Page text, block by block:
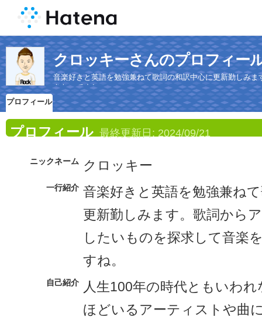
クロッキーさんのプロフィー
音楽好きと英語を勉強兼ねて歌詞の和訳中心に更新勤しみ
きたいですね。
プロフィール
プロフィール 最終更新日: 2024/09/21
ニックネーム クロッキー
一行紹介 音楽好きと英語を勉強兼ね
更新勤しみます。歌詞から
したいものを探求して音楽
すね。
自己紹介
人生100年の時代ともいわ
ほどいるアーティストや曲